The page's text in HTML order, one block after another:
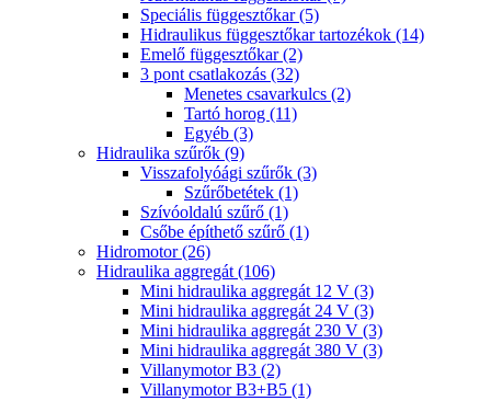
Speciális függesztőkar (5)
Hidraulikus függesztőkar tartozékok (14)
Emelő függesztőkar (2)
3 pont csatlakozás (32)
Menetes csavarkulcs (2)
Tartó horog (11)
Egyéb (3)
Hidraulika szűrők (9)
Visszafolyóági szűrők (3)
Szűrőbetétek (1)
Szívóoldalú szűrő (1)
Csőbe építhető szűrő (1)
Hidromotor (26)
Hidraulika aggregát (106)
Mini hidraulika aggregát 12 V (3)
Mini hidraulika aggregát 24 V (3)
Mini hidraulika aggregát 230 V (3)
Mini hidraulika aggregát 380 V (3)
Villanymotor B3 (2)
Villanymotor B3+B5 (1)